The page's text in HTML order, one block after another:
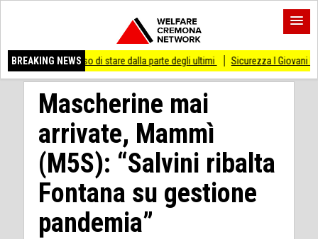
BREAKING NEWS
di stare dalla parte degli ultimi Sicurezza I Giovani Democratici
Mascherine mai
arrivate, Mammì
(M5S): “Salvini ribalta
Fontana su gestione
pandemia”